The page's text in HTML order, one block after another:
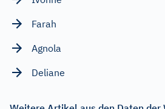
Farah
Agnola
Deliane